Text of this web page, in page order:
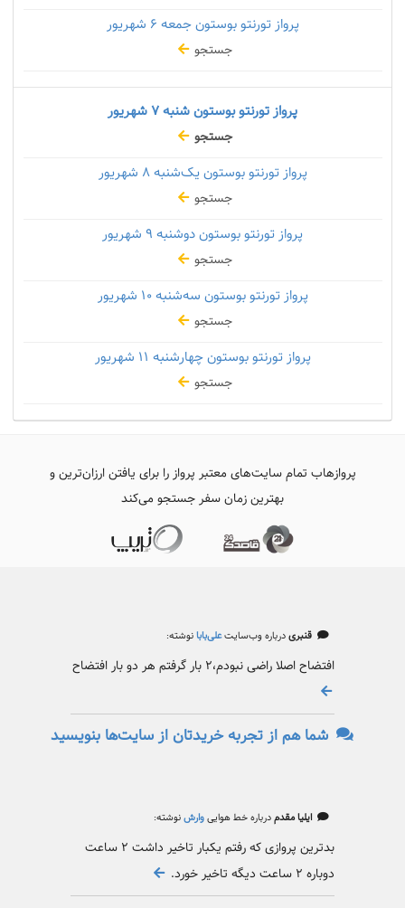
پرواز تورنتو بوستون جمعه
جستجو
پرواز تورنتو بوستون شنبه
جستجو
پرواز تورنتو بوستون یک‌شنبه۸ شهریور
جستجو
پرواز تورنتو بوستون دوشنبه
جستجو
پرواز تورنتو بوستون سه‌شنبه۱۰ شهریور
جستجو
پرواز تورنتو بوستون چهارشنبه
جستجو
پروازهاب تمام سایت‌های معتبر پرواز را برای یافتن ارزان‌ترین و
بهترین زمان سفر جستجو می‌کند
قنبریدرباره وب‌سایتعلی‌بابانوشته:
افتضاح اصلا راضی نبودم،۲ بار گرفتم هر دو بار افتضاح
شما هم از تجربه خریدتان از سایت‌ها بنویسید
ایلیا مقدمدرباره خط هواییوارشنوشته:
بدترین پروازی که رفتم یکبار تاخیر داشت ۲ ساعت
دوباره ۲ ساعت دیگه تاخیر خورد.